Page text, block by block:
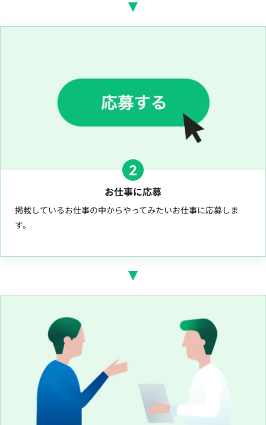
2
お仕事に応募
掲載しているお仕事の中からやってみたいお仕事に応募しま
す。